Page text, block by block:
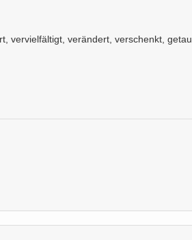
vervielfältigt, verändert, verschenkt,